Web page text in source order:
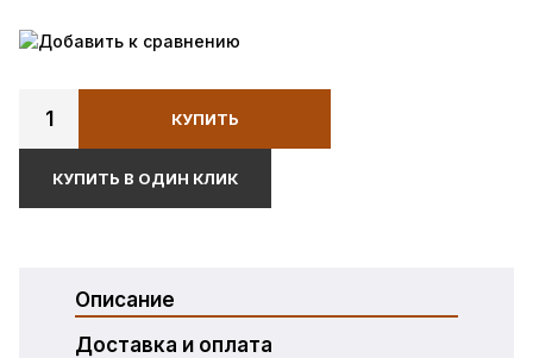
Добавить к сравнению
1 КУПИТЬ
КУПИТЬ В ОДИН КЛИК
Описание
Доставка и оплата